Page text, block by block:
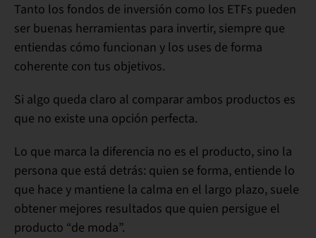
Tanto los fondos de inversión como los ETFs pueden
ser buenas herramientas para invertir, siempre que
entiendas cómo funcionan y los uses de forma
coherente con tus objetivos.
Si algo queda claro al comparar ambos productos es
que no existe una opción perfecta.
Lo que marca la diferencia no es el producto, sino la
persona que está detrás: quien se forma, entiende lo
que hace y mantiene la calma en el largo plazo, suele
obtener mejores resultados que quien persigue el
producto “de moda”.